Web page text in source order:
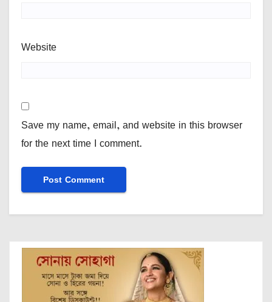
Website
Save my name, email, and website in this browser
for the next time I comment.